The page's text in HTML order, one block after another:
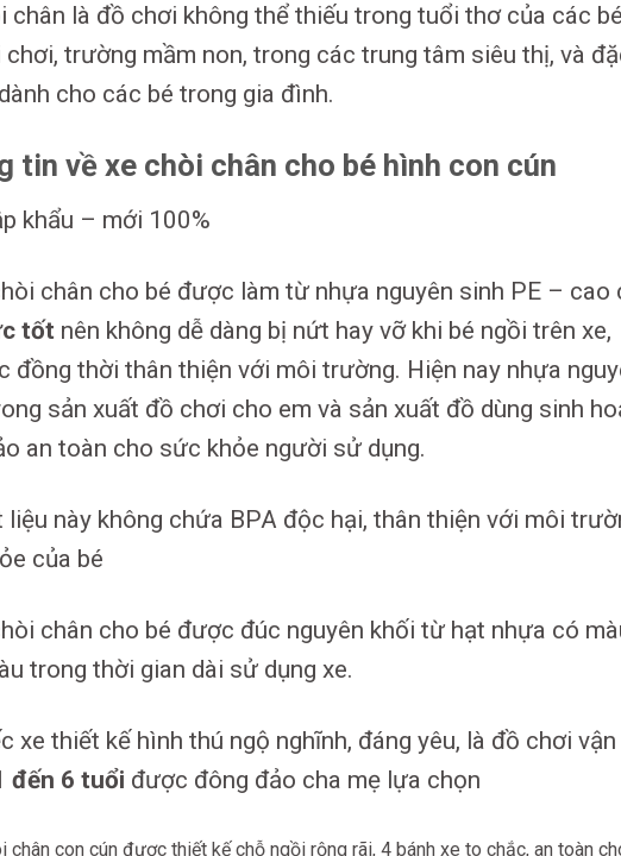
chân là đồ chơi không thể thiếu trong tuổi thơ của các
chơi, trường mầm non, trong các trung tâm siêu thị, và
cho các bé trong gia đình.
tin về xe chòi chân cho bé hình con cún
khẩu – mới 100%
chân cho bé được làm từ nhựa nguyên sinh PE – cao
tốtnên không dễ dàng bị nứt hay vỡ khi bé ngồi trên
đồng thời thân thiện với môi trường. Hiện nay nhựa
sản xuất đồ chơi cho em và sản xuất đồ dùng sinh
an toàn cho sức khỏe người sử dụng.
liệu này không chứa BPA độc hại, thân thiện với môi
của bé
chân cho bé được đúc nguyên khối từ hạt nhựa có
trong thời gian dài sử dụng xe.
xe thiết kế hình thú ngộ nghĩnh, đáng yêu, là đồ chơi
đến 6 tuổi được đông đảo cha mẹ lựa chọn